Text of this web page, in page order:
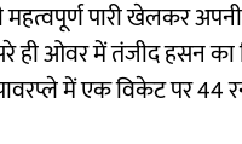
महत्वपूर्ण पारी खेलकर
ही ओवर में तंजीद हसन का
में एक विकेट पर 44